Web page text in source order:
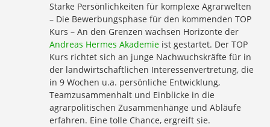
Starke Persönlichkeiten für komplexe Agrarwelten
– Die Bewerbungsphase für den kommenden TOP
Kurs – An den Grenzen wachsen Horizonte der
Andreas Hermes Akademie ist gestartet. Der TOP
Kurs richtet sich an junge Nachwuchskräfte für in
der landwirtschaftlichen Interessenvertretung, die
in 9 Wochen u.a. persönliche Entwicklung,
Teamzusammenhalt und Einblicke in die
agrarpolitischen Zusammenhänge und Abläufe
erfahren. Eine tolle Chance, ergreift sie.